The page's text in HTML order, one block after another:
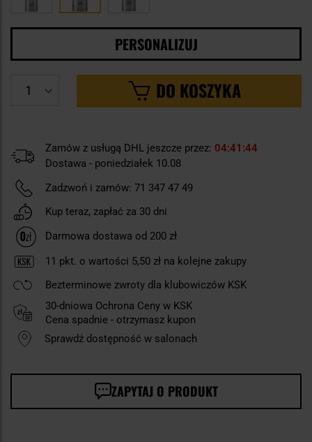
PERSONALIZUJ
DO KOSZYKA
Zamów z usługą DHL jeszcze przez: 04 41 43
Dostawa - poniedziałek 10.08
Zadzwoń i zamów: 71 347 47 49
Kup teraz, zapłać za 30 dni
Darmowa dostawa od 200 zł
11 pkt. o wartości 5,50 zł na kolejne zakupy
Bezterminowe zwroty dla klubowiczów KSK
30-dniowa Ochrona Ceny w KSK
Cena spadnie - otrzymasz kupon
Sprawdź dostępność w salonach
ZAPYTAJ O PRODUKT